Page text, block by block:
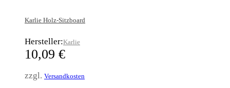
Karlie Holz-Sitzboard
Hersteller:Karlie
10,09 €
zzgl. Versandkosten